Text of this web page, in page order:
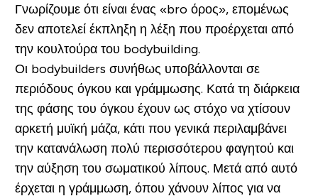
Γνωρίζουμε ότι είναι ένας «bro όρος», επομένως
δεν αποτελεί έκπληξη η λέξη που προέρχεται από
την κουλτούρα του bodybuilding.
Οι bodybuilders συνήθως υποβάλλονται σε
περιόδους όγκου και γράμμωσης. Κατά τη διάρκεια
της φάσης του όγκου έχουν ως στόχο να χτίσουν
αρκετή μυϊκή μάζα, κάτι που γενικά περιλαμβάνει
την κατανάλωση πολύ περισσότερου φαγητού και
την αύξηση του σωματικού λίπους. Μετά από αυτό
έρχεται η γράμμωση, όπου χάνουν λίπος για να